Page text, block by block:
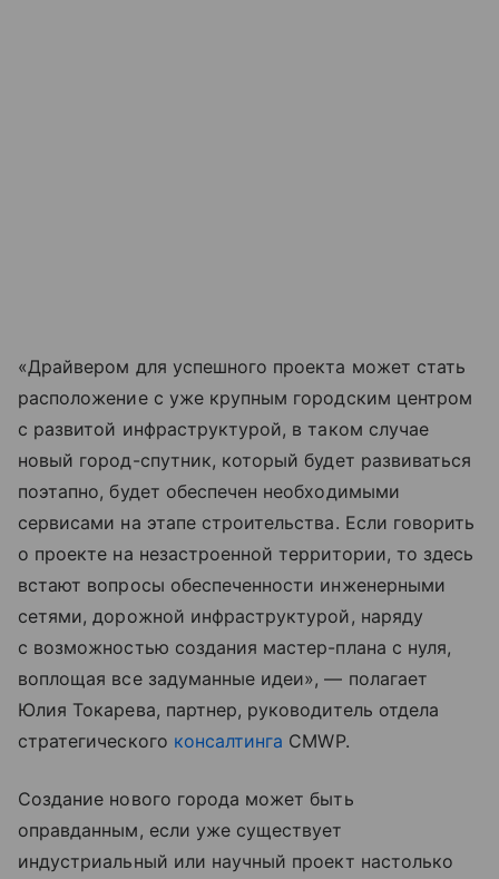
«Драйвером для успешного проекта может стать
расположение с уже крупным городским центром
с развитой инфраструктурой, в таком случае
новый город-спутник, который будет развиваться
поэтапно, будет обеспечен необходимыми
сервисами на этапе строительства. Если говорить
о проекте на незастроенной территории, то здесь
встают вопросы обеспеченности инженерными
сетями, дорожной инфраструктурой, наряду
с возможностью создания мастер-плана с нуля,
воплощая все задуманные идеи», — полагает
Юлия Токарева, партнер, руководитель отдела
стратегического консалтинга CMWP.
Создание нового города может быть
оправданным, если уже существует
индустриальный или научный проект настолько